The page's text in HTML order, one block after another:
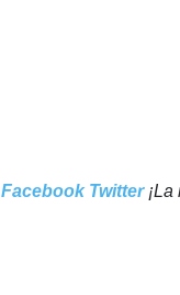
Facebook Twitter¡La